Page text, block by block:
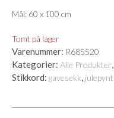
Mål: 60 x 100 cm
Tomt på lager
Varenummer: R685520
Kategorier: Alle Produkter,
Stikkord: gavesekk, julepynt